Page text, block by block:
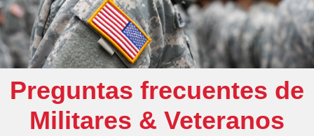
Preguntas frecuentes de
Militares & Veteranos